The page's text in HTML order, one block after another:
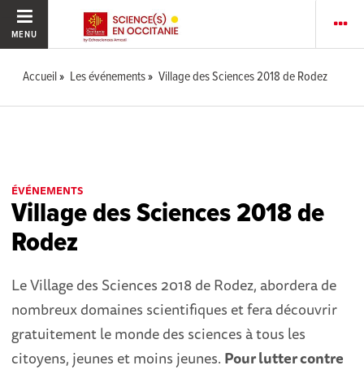
MENU
Accueil Les événements Village des Sciences 2018 de Rodez
ÉVÉNEMENTS
Village des Sciences 2018 de
Rodez
Le Village des Sciences 2018 de Rodez, abordera de
nombreux domaines scientifiques et fera découvrir
gratuitement le monde des sciences à tous les
citoyens, jeunes et moins jeunes. Pour lutter contre